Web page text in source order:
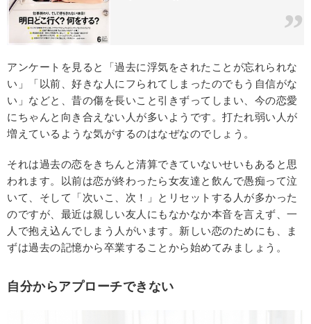
アンケートを見ると「過去に浮気をされたことが忘れられな
い」「以前、好きな人にフられてしまったのでもう自信がな
い」などと、昔の傷を長いこと引きずってしまい、今の恋愛
にちゃんと向き合えない人が多いようです。打たれ弱い人が
増えているような気がするのはなぜなのでしょう。
それは過去の恋をきちんと清算できていないせいもあると思
われます。以前は恋が終わったら女友達と飲んで愚痴って泣
いて、そして「次いこ、次！」とリセットする人が多かった
のですが、最近は親しい友人にもなかなか本音を言えず、一
人で抱え込んでしまう人がいます。新しい恋のためにも、ま
ずは過去の記憶から卒業することから始めてみましょう。
自分からアプローチできない